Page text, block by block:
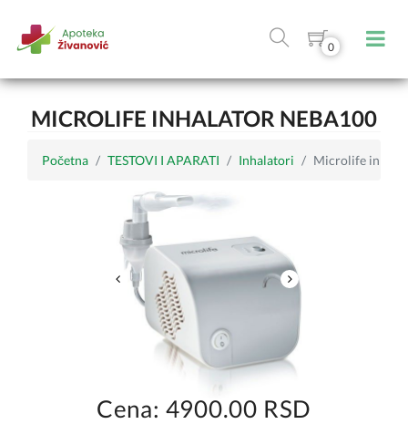
0
MICROLIFE INHALATOR NEBA100
Početna TESTOVI I APARATI Inhalatori Microlife
Cena: 4900.00 RSD